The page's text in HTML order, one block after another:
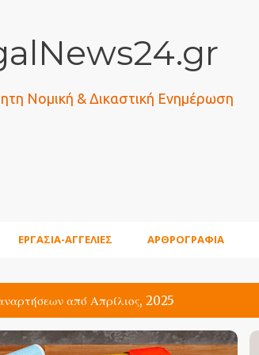
Νομική & Δικαστική Ενημέρωση
ΕΡΓΑΣΙΑ-ΑΓΓΕΛΙΕΣ ΑΡΘΡΟΓΡΑΦΙΑ
από Απρίλιος, 2025